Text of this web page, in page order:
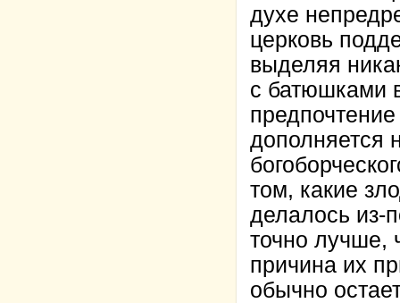
духе
церковь
выделяя
с батюшками
дополняется
том, какие
делалось из-
точно лучше,
причина их
обычно